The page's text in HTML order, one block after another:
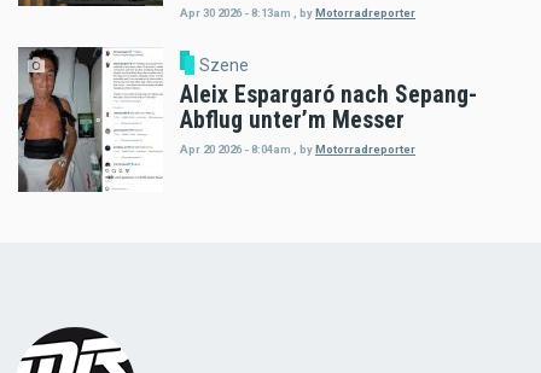
Apr 30 2026 - 8:13am , by Motorradreporter
Szene
Aleix Espargaró nach Sepang-
Abflug unter’m Messer
Apr 20 2026 - 8:04am byMotorradreporter